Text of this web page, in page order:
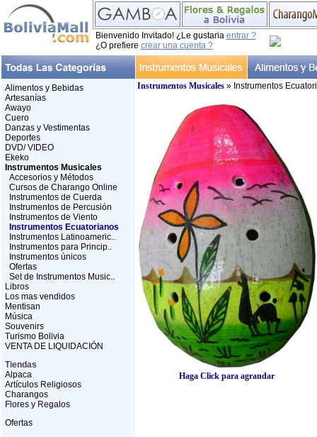
Bienvenido Invitado! ¿Le gustaria entrar ?
¿O prefiere crear una cuenta ?
Alimentos y Bebidas
Artesanías
Awayo
Cuero
Danzas y Vestimentas
Deportes
DVD/ VIDEO
Ekeko
Instrumentos Musicales
Accesorios y Métodos
Cursos de Charango Online
Instrumentos de Cuerda
Instrumentos de Percusión
Instrumentos de Viento
Instrumentos Ecuatorianos
Instrumentos Latinoameric..
Instrumentos para Princip..
Instrumentos únicos
Ofertas
Set de Instrumentos Music..
Libros
Los mas vendidos
Mentisan
Música
Souvenirs
Turismo Bolivia
VENTA DE LIQUIDACIÓN
Tiendas
Alpaca
Artículos Religiosos
Charangos
Flores y Regalos
Ofertas
Instrumentos Musicales» Instrumentos
Haga Click para agrandar